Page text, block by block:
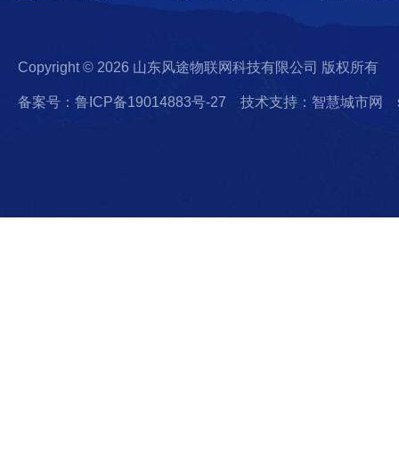
Copyright © 2026 山东风途物联网科技有限公司 版权所有
备案号：鲁ICP备19014883号-27 技术支持：智慧城市网